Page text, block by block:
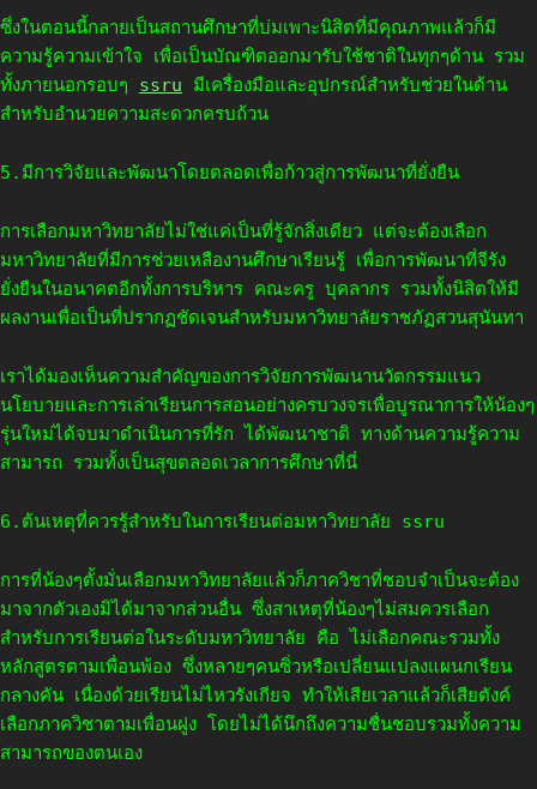
ซึ่งในตอนนี้กลายเป็นสถานศึกษาที่บ่มเพาะนิสิตที่มีคุณภาพแล้วก็มี
ความรู้ความเข้าใจ เพื่อเป็นบัณฑิตออกมารับใช้ชาติในทุกๆด้าน รวม
ทั้งภายนอกรอบๆ ssru มีเครื่องมือและอุปกรณ์สำหรับช่วยในด้าน
สำหรับอำนวยความสะดวกครบถ้วน
5.มีการวิจัยและพัฒนาโดยตลอดเพื่อก้าวสู่การพัฒนาที่ยั่งยืน
การเลือกมหาวิทยาลัยไม่ใช่แค่เป็นที่รู้จักสิ่งเดียว แต่จะต้องเลือก
มหาวิทยาลัยที่มีการช่วยเหลืองานศึกษาเรียนรู้ เพื่อการพัฒนาที่จีรัง
ยั่งยืนในอนาคตอีกทั้งการบริหาร คณะครู บุคลากร รวมทั้งนิสิตให้มี
ผลงานเพื่อเป็นที่ปรากฏชัดเจนสำหรับมหาวิทยาลัยราชภัฏสวนสุนันทา
เราได้มองเห็นความสำคัญของการวิจัยการพัฒนานวัตกรรมแนว
นโยบายและการเล่าเรียนการสอนอย่างครบวงจรเพื่อบูรณาการให้น้องๆ
รุ่นใหม่ได้จบมาดำเนินการที่รัก ได้พัฒนาชาติ ทางด้านความรู้ความ
สามารถ รวมทั้งเป็นสุขตลอดเวลาการศึกษาที่นี่
6.ต้นเหตุที่ควรรู้สำหรับในการเรียนต่อมหาวิทยาลัย ssru
การที่น้องๆตั้งมั่นเลือกมหาวิทยาลัยแล้วก็ภาควิชาที่ชอบจำเป็นจะต้อง
มาจากตัวเองมิได้มาจากส่วนอื่น ซึ่งสาเหตุที่น้องๆไม่สมควรเลือก
สำหรับการเรียนต่อในระดับมหาวิทยาลัย คือ ไม่เลือกคณะรวมทั้ง
หลักสูตรตามเพื่อนพ้อง ซึ่งหลายๆคนซิ่วหรือเปลี่ยนแปลงแผนกเรียน
กลางคัน เนื่องด้วยเรียนไม่ไหวรังเกียจ ทำให้เสียเวลาแล้วก็เสียตังค์
เลือกภาควิชาตามเพื่อนฝูง โดยไม่ได้นึกถึงความชื่นชอบรวมทั้งความ
สามารถของตนเอง